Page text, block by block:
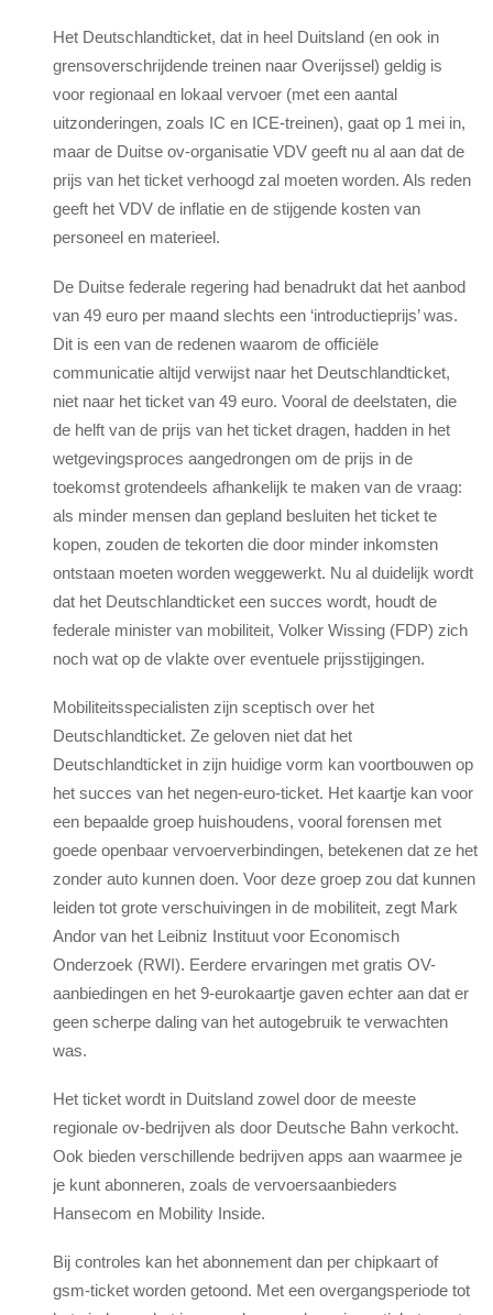
Het Deutschlandticket, dat in heel Duitsland (en ook in
grensoverschrijdende treinen naar Overijssel) geldig is
voor regionaal en lokaal vervoer (met een aantal
uitzonderingen, zoals IC en ICE-treinen), gaat op 1 mei in,
maar de Duitse ov-organisatie VDV geeft nu al aan dat de
prijs van het ticket verhoogd zal moeten worden. Als reden
geeft het VDV de inflatie en de stijgende kosten van
personeel en materieel.
De Duitse federale regering had benadrukt dat het aanbod
van 49 euro per maand slechts een ‘introductieprijs’ was.
Dit is een van de redenen waarom de officiële
communicatie altijd verwijst naar het Deutschlandticket,
niet naar het ticket van 49 euro. Vooral de deelstaten, die
de helft van de prijs van het ticket dragen, hadden in het
wetgevingsproces aangedrongen om de prijs in de
toekomst grotendeels afhankelijk te maken van de vraag:
als minder mensen dan gepland besluiten het ticket te
kopen, zouden de tekorten die door minder inkomsten
ontstaan moeten worden weggewerkt. Nu al duidelijk wordt
dat het Deutschlandticket een succes wordt, houdt de
federale minister van mobiliteit, Volker Wissing (FDP) zich
noch wat op de vlakte over eventuele prijsstijgingen.
Mobiliteitsspecialisten zijn sceptisch over het
Deutschlandticket. Ze geloven niet dat het
Deutschlandticket in zijn huidige vorm kan voortbouwen op
het succes van het negen-euro-ticket. Het kaartje kan voor
een bepaalde groep huishoudens, vooral forensen met
goede openbaar vervoerverbindingen, betekenen dat ze het
zonder auto kunnen doen. Voor deze groep zou dat kunnen
leiden tot grote verschuivingen in de mobiliteit, zegt Mark
Andor van het Leibniz Instituut voor Economisch
Onderzoek (RWI). Eerdere ervaringen met gratis OV-
aanbiedingen en het 9-eurokaartje gaven echter aan dat er
geen scherpe daling van het autogebruik te verwachten
was.
Het ticket wordt in Duitsland zowel door de meeste
regionale ov-bedrijven als door Deutsche Bahn verkocht.
Ook bieden verschillende bedrijven apps aan waarmee je
je kunt abonneren, zoals de vervoersaanbieders
Hansecom en Mobility Inside.
Bij controles kan het abonnement dan per chipkaart of
gsm-ticket worden getoond. Met een overgangsperiode tot